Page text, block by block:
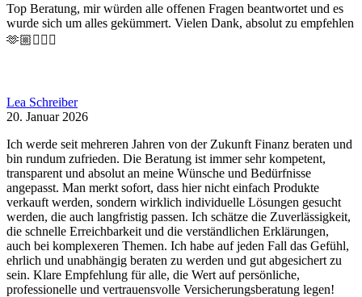
Top Beratung, mir würden alle offenen Fragen beantwortet und es
wurde sich um alles gekümmert. Vielen Dank, absolut zu empfehlen
🫶🏼👍🏼🔥
Lea Schreiber
20. Januar 2026
Ich werde seit mehreren Jahren von der Zukunft Finanz beraten und
bin rundum zufrieden. Die Beratung ist immer sehr kompetent,
transparent und absolut an meine Wünsche und Bedürfnisse
angepasst. Man merkt sofort, dass hier nicht einfach Produkte
verkauft werden, sondern wirklich individuelle Lösungen gesucht
werden, die auch langfristig passen. Ich schätze die Zuverlässigkeit,
die schnelle Erreichbarkeit und die verständlichen Erklärungen,
auch bei komplexeren Themen. Ich habe auf jeden Fall das Gefühl,
ehrlich und unabhängig beraten zu werden und gut abgesichert zu
sein. Klare Empfehlung für alle, die Wert auf persönliche,
professionelle und vertrauensvolle Versicherungsberatung legen!